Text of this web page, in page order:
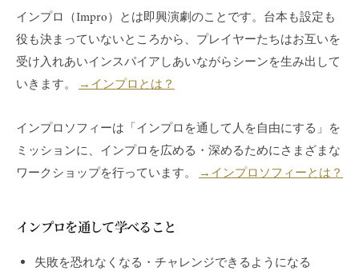
2020
年
7
月
日
by
海
雄
インプロ（Impro）とは即興演劇のことです。台本も設定も
役も決まっていないところから、プレイヤーたちはお互いを
受け入れあいインスパイアしあいながらシーンを生み出して
いきます。
→インプロとは？
インプロソフィーは「インプロを通して人を自由にする」を
ミッションに、インプロを広める・深めるためにさまざまな
ワークショップを行っています。
→インプロソフィーとは？
インプロを通して学べること
失敗を恐れなくなる・チャレンジできるようになる